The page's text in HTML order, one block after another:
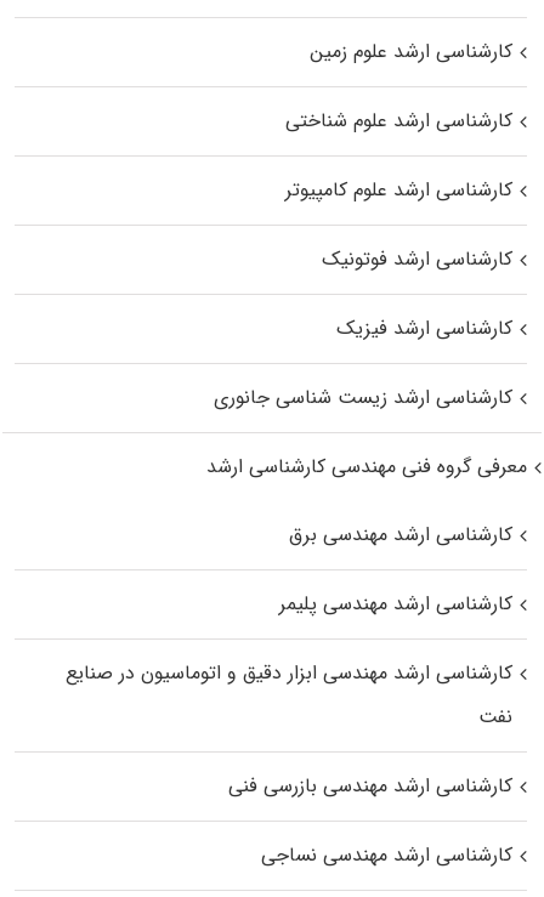
کارشناسی ارشد علوم زمین
کارشناسی ارشد علوم شناختی
کارشناسی ارشد علوم کامپیوتر
کارشناسی ارشد فوتونیک
کارشناسی ارشد فیزیک
کارشناسی ارشد زیست‌ شناسی جانوری
معرفی گروه فنی مهندسی کارشناسی ارشد
کارشناسی ارشد مهندسی برق
کارشناسی ارشد مهندسی پلیمر
کارشناسی ارشد مهندسی ابزار دقیق و اتوماسیون در صنایع
نفت
کارشناسی ارشد مهندسی بازرسی فنی
کارشناسی ارشد مهندسی نساجی